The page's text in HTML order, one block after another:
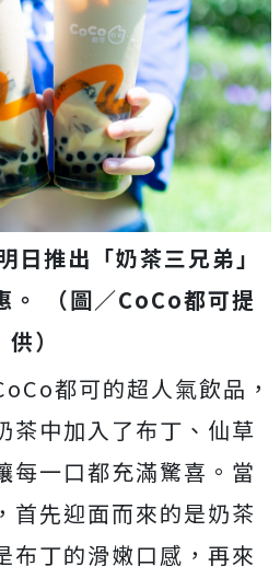
推出「奶茶三兄弟」
。 （圖／CoCo都可提
供）
都可的超人氣飲品，
茶中加入了布丁、仙草
每一口都充滿驚喜。當
首先迎面而來的是奶茶
布丁的滑嫩口感，再來